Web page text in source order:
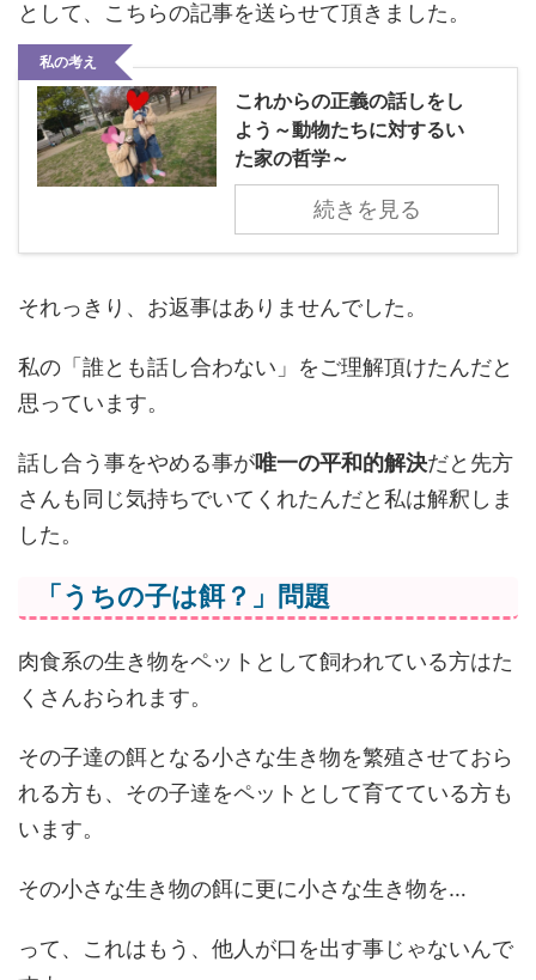
として、こちらの記事を送らせて頂きました。
私の考え
これからの正義の話しをし
よう～動物たちに対するい
た家の哲学～
続きを見る
それっきり、お返事はありませんでした。
私の「誰とも話し合わない」をご理解頂けたんだと
思っています。
話し合う事をやめる事が唯一の平和的解決だと先方
さんも同じ気持ちでいてくれたんだと私は解釈しま
した。
「うちの子は餌？」問題
肉食系の生き物をペットとして飼われている方はた
くさんおられます。
その子達の餌となる小さな生き物を繁殖させておら
れる方も、その子達をペットとして育てている方も
います。
その小さな生き物の餌に更に小さな生き物を…
って、これはもう、他人が口を出す事じゃないんで